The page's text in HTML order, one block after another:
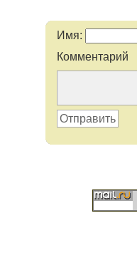
Имя:
Комментарий
Отправить